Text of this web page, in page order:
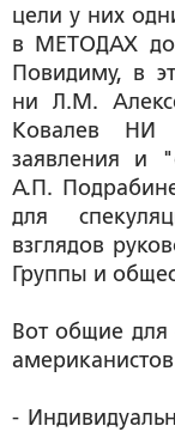
цели у них
в МЕТОДАХ
Повидиму, в
ни Л.М.
Ковалев НИ
заявления и
А.П.
для
взглядов
Группы и
Вот общие
-